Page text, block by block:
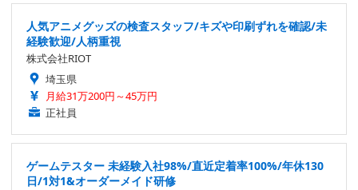
人気アニメグッズの検査スタッフ/キズや印刷ずれを確認/未
経験歓迎/人柄重視
株式会社RIOT
埼玉県
月給31万200円～45万円
正社員
ゲームテスター 未経験入社98%/直近定着率100%/年休130
日/1対1&オーダーメイド研修